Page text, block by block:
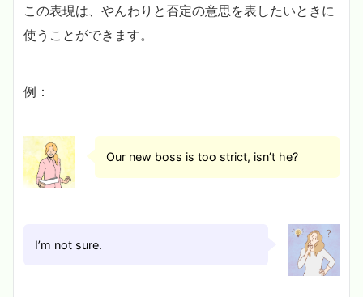
この表現は、やんわりと否定の意思を表したいときに
使うことができます。
例：
Our new boss is too strict, isn’t he?
I’m not sure.